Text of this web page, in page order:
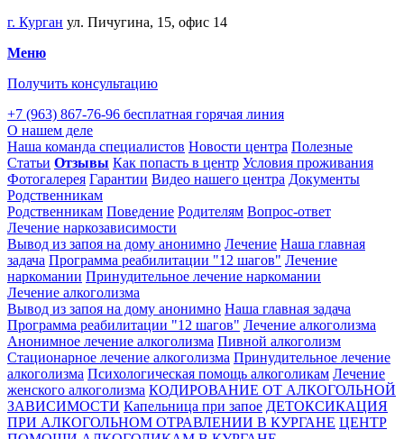
г. Курган ул. Пичугина, 15, офис 14
Меню
Получить консультацию
+7 (963) 867-76-96 бесплатная горячая линия
О нашем деле
Наша команда специалистов Новости центра Полезные
Статьи Отзывы Как попасть в центр Условия проживания
Фотогалерея Гарантии Видео нашего центра Документы
Родственникам
Родственникам Поведение Родителям Вопрос-ответ
Лечение наркозависимости
Вывод из запоя на дому анонимно Лечение Наша главная
задача Программа реабилитации "12 шагов" Лечение
наркомании Принудительное лечение наркомании
Лечение алкоголизма
Вывод из запоя на дому анонимно Наша главная задача
Программа реабилитации "12 шагов" Лечение алкоголизма
Анонимное лечение алкоголизма Пивной алкоголизм
Стационарное лечение алкоголизма Принудительное лечение
алкоголизма Психологическая помощь алкоголикам Лечение
женского алкоголизма КОДИРОВАНИЕ ОТ АЛКОГОЛЬНОЙ
ЗАВИСИМОСТИ Капельница при запое ДЕТОКСИКАЦИЯ
ПРИ АЛКОГОЛЬНОМ ОТРАВЛЕНИИ В КУРГАНЕ ЦЕНТР